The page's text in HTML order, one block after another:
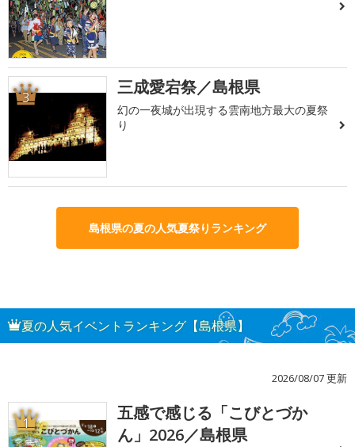
3 三成愛宕祭／島根県
幻の一夜城が出現する雲南地方最大の夏祭
り
島根県の夏の人気夏祭りランキング
夏の人気イベントランキング【島根県】
2026/08/07 更新
1
五感で感じる「こびとづか
ん」2026／島根県